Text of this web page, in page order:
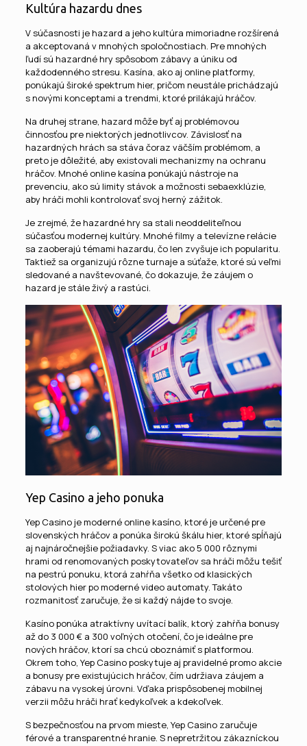
Kultúra hazardu dnes
V súčasnosti je hazard a jeho kultúra mimoriadne rozšírená
a akceptovaná v mnohých spoločnostiach. Pre mnohých
ľudí sú hazardné hry spôsobom zábavy a úniku od
každodenného stresu. Kasína, ako aj online platformy,
ponúkajú široké spektrum hier, pričom neustále prichádzajú
s novými konceptami a trendmi, ktoré prilákajú hráčov.
Na druhej strane, hazard môže byť aj problémovou
činnosťou pre niektorých jednotlivcov. Závislosť na
hazardných hrách sa stáva čoraz väčším problémom, a
preto je dôležité, aby existovali mechanizmy na ochranu
hráčov. Mnohé online kasína ponúkajú nástroje na
prevenciu, ako sú limity stávok a možnosti sebaexklúzie,
aby hráči mohli kontrolovať svoj herný zážitok.
Je zrejmé, že hazardné hry sa stali neoddeliteľnou
súčasťou modernej kultúry. Mnohé filmy a televízne relácie
sa zaoberajú témami hazardu, čo len zvyšuje ich popularitu.
Taktiež sa organizujú rôzne turnaje a súťaže, ktoré sú veľmi
sledované a navštevované, čo dokazuje, že záujem o
hazard je stále živý a rastúci.
Yep Casino a jeho ponuka
Yep Casino je moderné online kasíno, ktoré je určené pre
slovenských hráčov a ponúka širokú škálu hier, ktoré spĺňajú
aj najnáročnejšie požiadavky. S viac ako 5 000 rôznymi
hrami od renomovaných poskytovateľov sa hráči môžu tešiť
na pestrú ponuku, ktorá zahŕňa všetko od klasických
stolových hier po moderné video automaty. Takáto
rozmanitosť zaručuje, že si každý nájde to svoje.
Kasíno ponúka atraktívny uvítací balík, ktorý zahŕňa bonusy
až do 3 000 € a 300 voľných otočení, čo je ideálne pre
nových hráčov, ktorí sa chcú oboznámiť s platformou.
Okrem toho, Yep Casino poskytuje aj pravidelné promo akcie
a bonusy pre existujúcich hráčov, čím udržiava záujem a
zábavu na vysokej úrovni. Vďaka prispôsobenej mobilnej
verzii môžu hráči hrať kedykoľvek a kdekoľvek.
S bezpečnosťou na prvom mieste, Yep Casino zaručuje
férové a transparentné hranie. S nepretržitou zákazníckou